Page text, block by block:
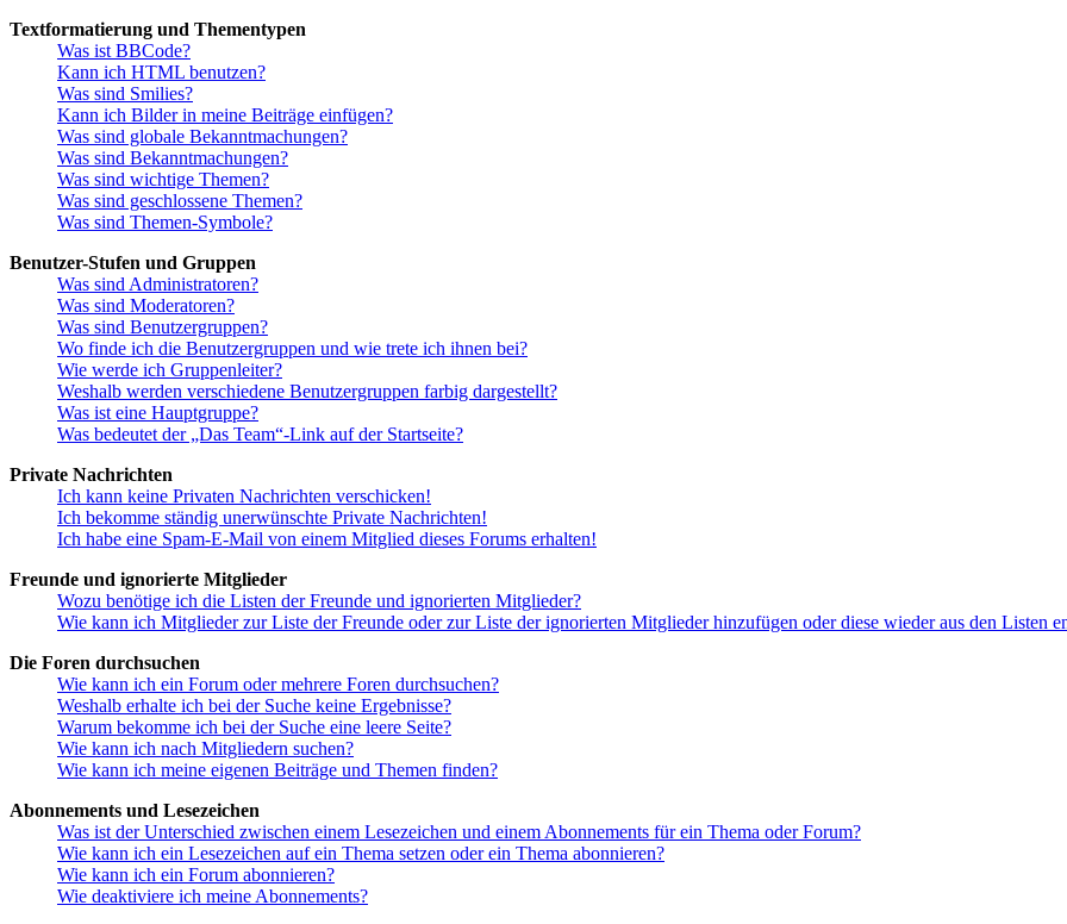
Textformatierung und Thementypen
Was ist BBCode?
Kann ich HTML benutzen?
Was sind Smilies?
Kann ich Bilder in meine Beiträge einfügen?
Was sind globale Bekanntmachungen?
Was sind Bekanntmachungen?
Was sind wichtige Themen?
Was sind geschlossene Themen?
Was sind Themen-Symbole?
Benutzer-Stufen und Gruppen
Was sind Administratoren?
Was sind Moderatoren?
Was sind Benutzergruppen?
Wo finde ich die Benutzergruppen und wie trete ich ihnen bei?
Wie werde ich Gruppenleiter?
Weshalb werden verschiedene Benutzergruppen farbig dargestellt?
Was ist eine Hauptgruppe?
Was bedeutet der „Das Team“-Link auf der Startseite?
Private Nachrichten
Ich kann keine Privaten Nachrichten verschicken!
Ich bekomme ständig unerwünschte Private Nachrichten!
Ich habe eine Spam-E-Mail von einem Mitglied dieses Forums erhalten!
Freunde und ignorierte Mitglieder
Wozu benötige ich die Listen der Freunde und ignorierten Mitglieder?
Wie kann ich Mitglieder zur Liste der Freunde oder zur Liste der ignorierten Mitglieder hinzufügen oder diese wieder aus den Listen
Die Foren durchsuchen
Wie kann ich ein Forum oder mehrere Foren durchsuchen?
Weshalb erhalte ich bei der Suche keine Ergebnisse?
Warum bekomme ich bei der Suche eine leere Seite?
Wie kann ich nach Mitgliedern suchen?
Wie kann ich meine eigenen Beiträge und Themen finden?
Abonnements und Lesezeichen
Was ist der Unterschied zwischen einem Lesezeichen und einem Abonnements für ein Thema oder Forum?
Wie kann ich ein Lesezeichen auf ein Thema setzen oder ein Thema abonnieren?
Wie kann ich ein Forum abonnieren?
Wie deaktiviere ich meine Abonnements?